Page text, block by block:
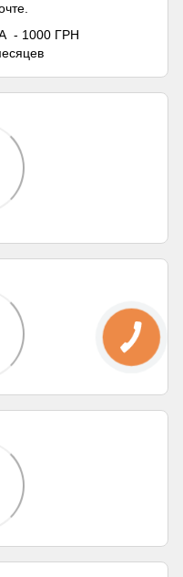
- 1000 ГРН